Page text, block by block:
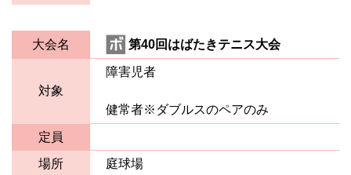
大会名 第40回はばたきテニス大会
対象
障害児者
健常者※ダブルスのペアのみ
定員
場所
庭球場